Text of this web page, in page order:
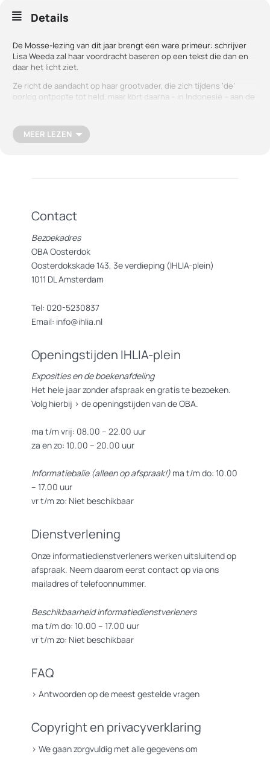
Details
De Mosse-lezing van dit jaar brengt een ware primeur: schrijver
Lisa Weeda zal haar voordracht baseren op een tekst die dan en
daar het licht ziet.
Ze richt de aandacht op haar grootvader, die zich tijdens ‘de’
oorlog ontpopte tot held, maar kort daarna – in Indonesië – aan de
De Nederlands-Oekraïense Lisa Weeda maakte naam met haar VR-
installatie Rozsypne
Dans Dans Revolutie
MEER LEZEN
Contact
Bezoekadres
OBA Oosterdok
Oosterdokskade 143, 3e verdieping (IHLIA-plein)
1011 DL Amsterdam
Tel: 020-5230837
Email: info@ihlia.nl
Openingstijden IHLIA-plein
Exposities en de boekenafdeling
Het hele jaar zonder afspraak en gratis te bezoeken.
Volg hierbij > de openingstijden van de OBA.
ma t/m vrij: 08.00 – 22.00 uur
za en zo: 10.00 – 20.00 uur
Informatiebalie (alleen op afspraak!) ma t/m do: 10.00
– 17.00 uur
vr t/m zo: Niet beschikbaar
Dienstverlening
Onze informatiedienstverleners werken uitsluitend op
afspraak. Neem daarom eerst contact op via ons
mailadres of telefoonnummer.
Beschikbaarheid informatiedienstverleners
ma t/m do: 10.00 – 17.00 uur
vr t/m zo: Niet beschikbaar
FAQ
> Antwoorden op de meest gestelde vragen
Copyright en privacyverklaring
> We gaan zorgvuldig met alle gegevens om